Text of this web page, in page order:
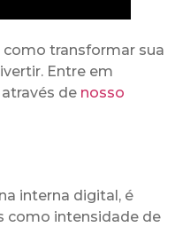
como transformar sua
Entre em
de nosso
interna digital, é
como intensidade de